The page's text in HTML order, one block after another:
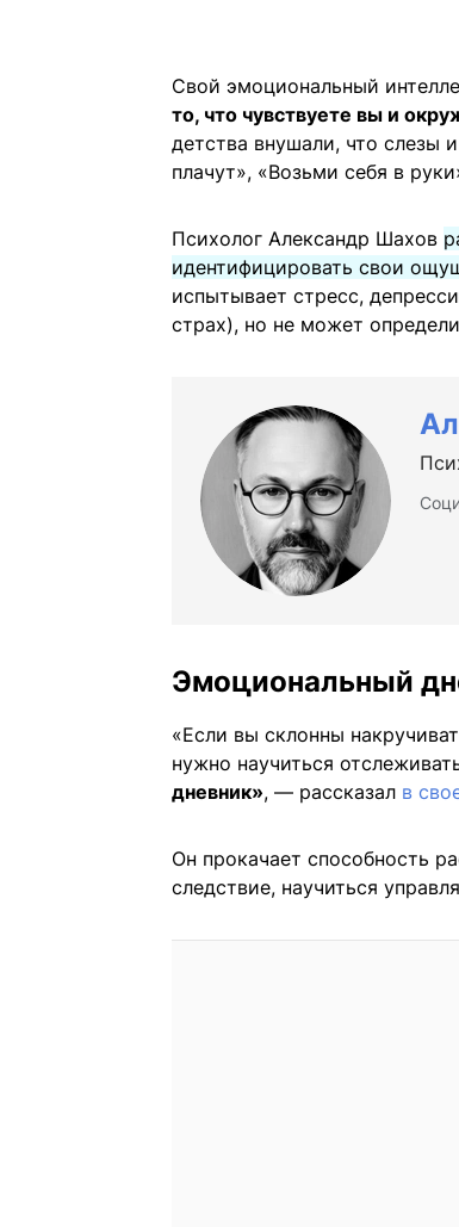
Свой эмоциональный
то, что чувствуете вы и
детства внушали, что слезы
плачут», «Возьми себя в
Психолог Александр Шахов
идентифицировать свои
испытывает стресс,
страх), но не может
Эмоциональный
«Если вы склонны
нужно научиться
дневник», — рассказал в
Он прокачает способность
следствие, научиться